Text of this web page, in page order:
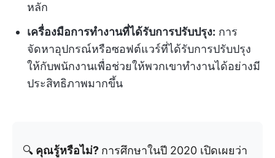
หลัก
เครื่องมือการทำงานที่ได้รับการปรับปรุง: การ
จัดหาอุปกรณ์หรือซอฟต์แวร์ที่ได้รับการปรับปรุง
ให้กับพนักงานเพื่อช่วยให้พวกเขาทำงานได้อย่างมี
ประสิทธิภาพมากขึ้น
🔍 คุณรู้หรือไม่? การศึกษาในปี 2020 เปิดเผยว่า